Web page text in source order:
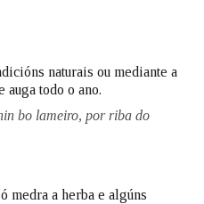
naturais ou mediante a
auga todo o ano.
bo lameiro, por riba do
medra a herba e algúns